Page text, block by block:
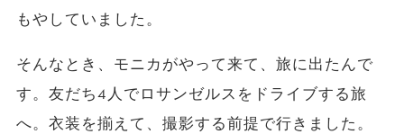
もやしていました。
そんなとき、モニカがやって来て、旅に出たんで
す。友だち4人でロサンゼルスをドライブする旅
へ。衣装を揃えて、撮影する前提で行きました。